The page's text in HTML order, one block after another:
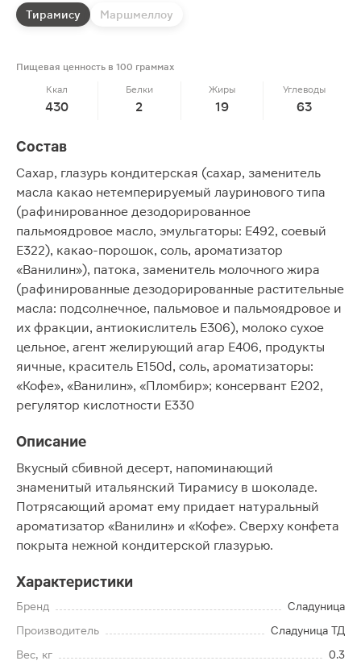
Тирамису Маршмеллоу
Пищевая ценность в 100 граммах
Ккал
430
Белки
2
Жиры
19
Углеводы
63
Состав
Сахар, глазурь кондитерская (сахар, заменитель
масла какао нетемперируемый лауринового типа
(рафинированное дезодорированное
пальмоядровое масло, эмульгаторы: Е492, соевый
Е322), какао-порошок, соль, ароматизатор
«Ванилин»), патока, заменитель молочного жира
(рафинированные дезодорированные растительные
масла: подсолнечное, пальмовое и пальмоядровое и
их фракции, антиокислитель Е306), молоко сухое
цельное, агент желирующий агар Е406, продукты
яичные, краситель Е150d, соль, ароматизаторы:
«Кофе», «Ванилин», «Пломбир»; консервант Е202,
регулятор кислотности Е330
Описание
Вкусный сбивной десерт, напоминающий
знаменитый итальянский Тирамису в шоколаде.
Потрясающий аромат ему придает натуральный
ароматизатор «Ванилин» и «Кофе». Сверху конфета
покрыта нежной кондитерской глазурью.
Характеристики
Бренд
Сладуница
Производитель
Сладуница ТД
Вес, кг
0.3